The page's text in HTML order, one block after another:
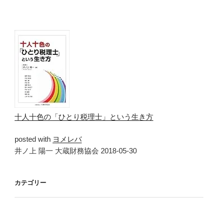
十人十色の「ひとり税理士」という生き方
posted with ヨメレバ
井ノ上 陽一 大蔵財務協会 2018-05-30
カテゴリー